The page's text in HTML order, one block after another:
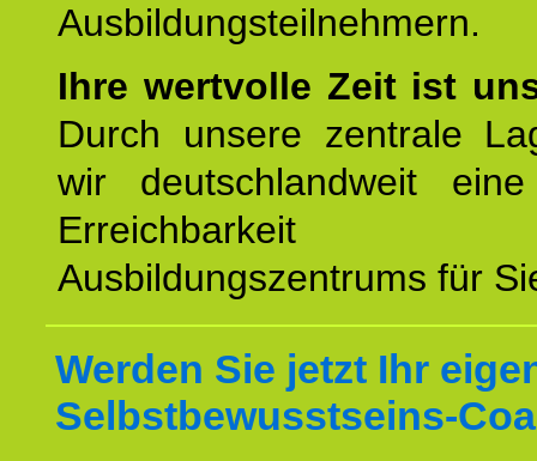
Ausbildungsteilnehmern.
Ihre wertvolle Zeit ist
Durch unsere zentrale
wir deutschlandweit
Erreichbarkeit
Ausbildungszentrums für
Werden Sie jetzt Ihr
Selbstbewusstseins-